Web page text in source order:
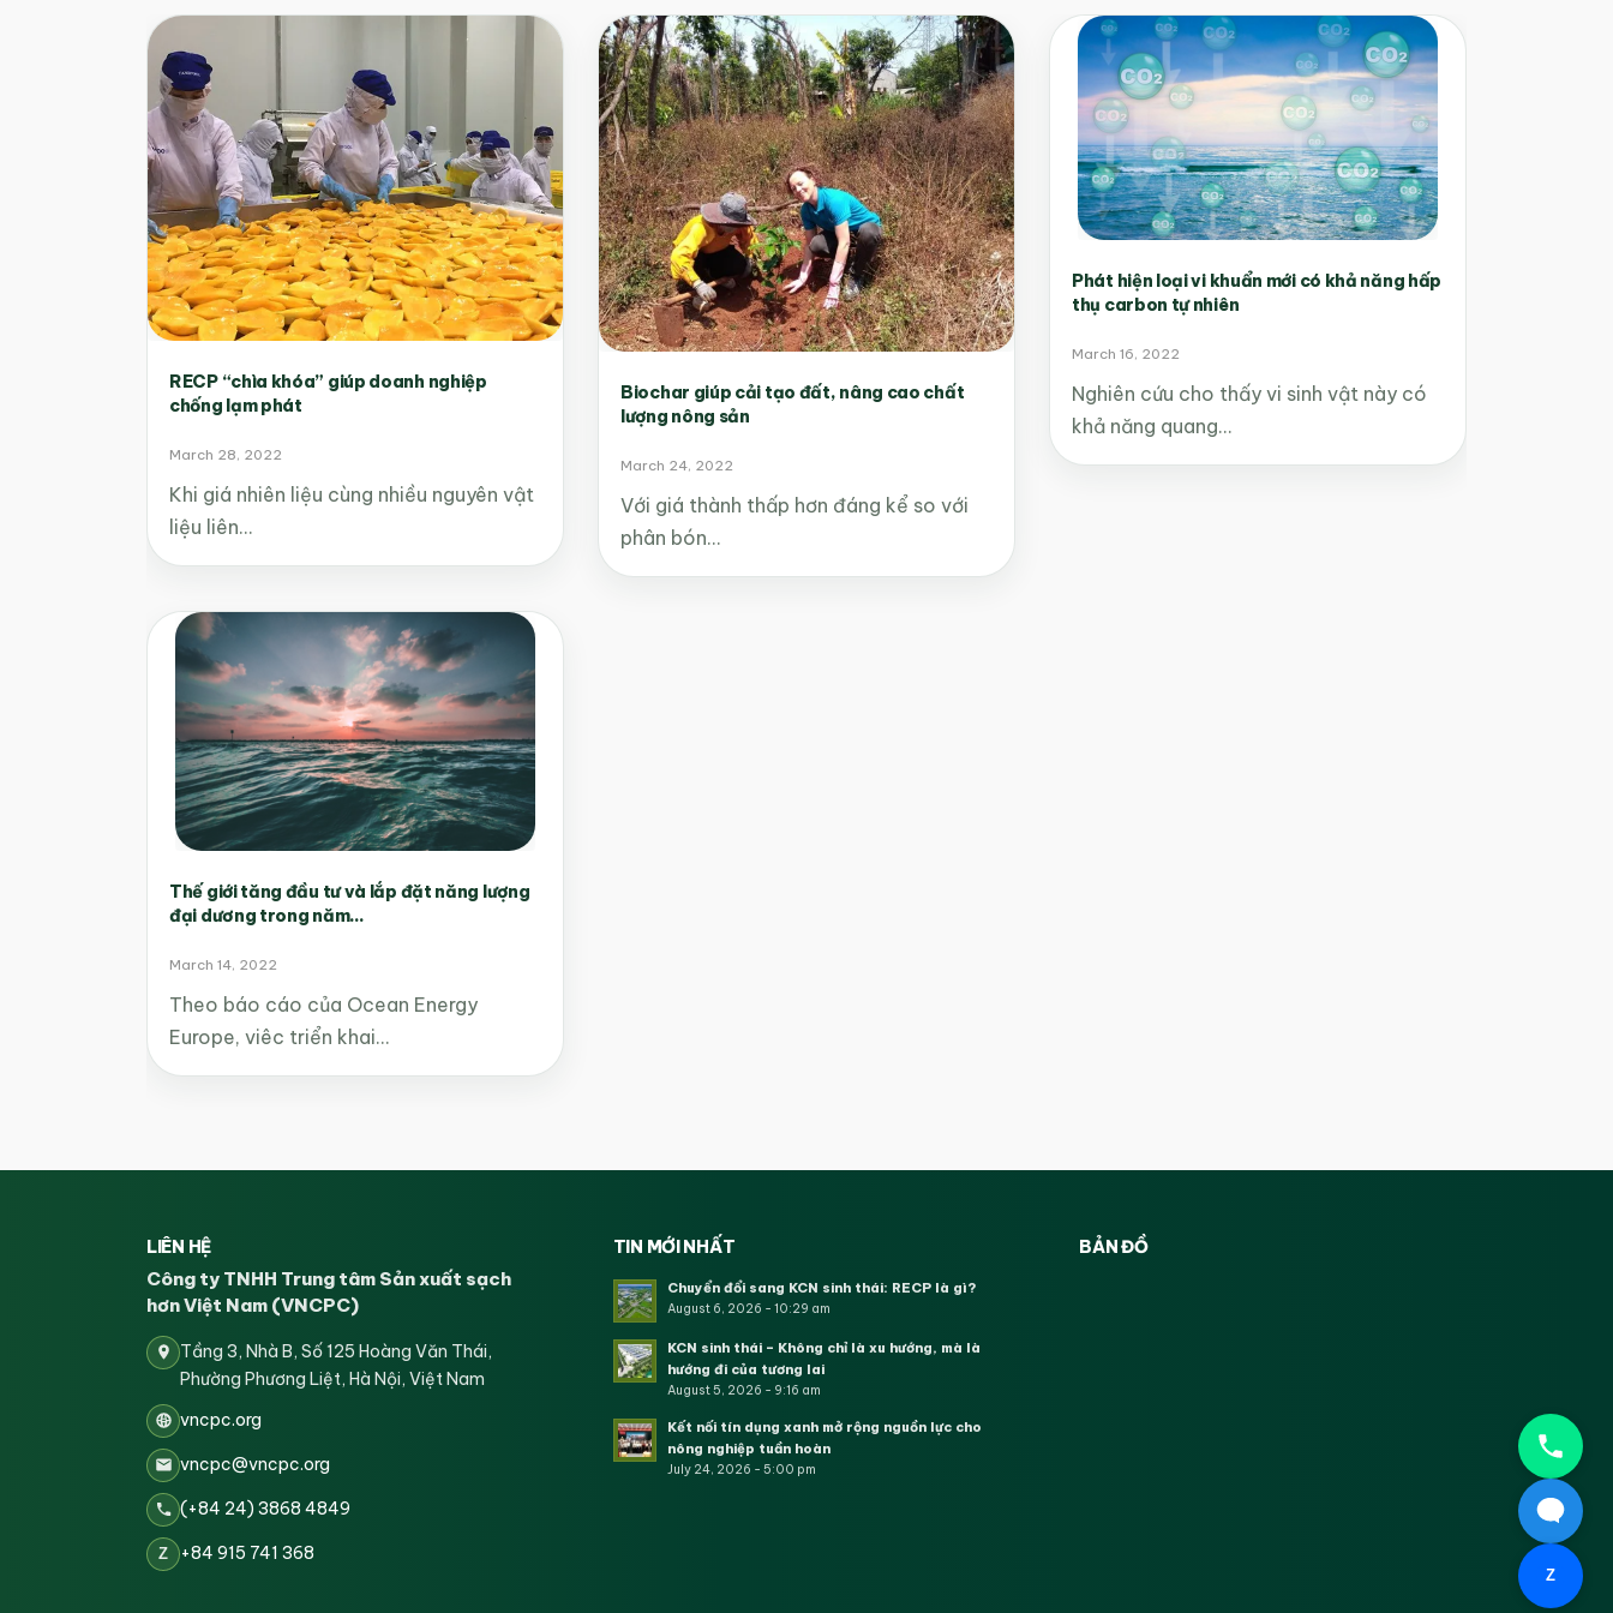
RECP “chìa khóa” giúp doanh nghiệp
chống lạm phát
March 28, 2022
Khi giá nhiên liệu cùng nhiều nguyên vật
liệu liên…
Biochar giúp cải tạo đất, nâng cao chất
lượng nông sản
March 24, 2022
Với giá thành thấp hơn đáng kể so với
phân bón…
Phát hiện loại vi khuẩn mới có khả năng hấp
thụ carbon tự nhiên
March 16, 2022
Nghiên cứu cho thấy vi sinh vật này có
khả năng quang…
Thế giới tăng đầu tư và lắp đặt năng lượng
đại dương trong năm...
March 14, 2022
Theo báo cáo của Ocean Energy
Europe, viêc triển khai…
LIÊN HỆ
Công ty TNHH Trung tâm Sản xuất sạch
hơn Việt Nam (VNCPC)
Tầng 3, Nhà B, Số 125 Hoàng Văn Thái,
Phường Phương Liệt, Hà Nội, Việt Nam
vncpc.org
vncpc@vncpc.org
(+84 24) 3868 4849
Z +84 915 741 368
TIN MỚI NHẤT
Chuyển đổi sang KCN sinh thái: RECP là gì?
August 6, 2026 - 10:29 am
KCN sinh thái – Không chỉ là xu hướng, mà là
hướng đi của tương lai
August 5, 2026 - 9:16 am
Kết nối tín dụng xanh mở rộng nguồn lực cho
nông nghiệp tuần hoàn
July 24, 2026 - 5:00 pm
BẢN ĐỒ
Z